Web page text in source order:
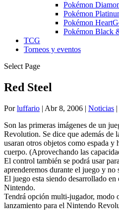
Pokémon
Pokémon
Pokémon
Pokémon Black
TCG
Torneos y eventos
Select Page
Red Steel
Porluffario | Abr 8, 2006 | Noticias |
Son las primeras imágenes de un
Revolution. Se dice que además de
usaran otros objetos como espada y
cuerpo. (Aprovechando las
El control también se podrá usar
aprenderemos durante el juego y no
El juego esta siendo desarrollado
Nintendo.
Tendrá opción multi-jugador, modo
lanzamiento para el Nintendo